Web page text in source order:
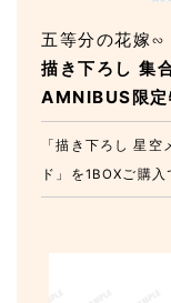
描き下ろし 集
AMNIBUS限定
五等分の花嫁∽
「描き下ろし 星
ド」を1BOXご購入